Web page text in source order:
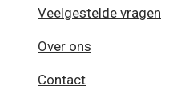
Veelgestelde vragen
Over ons
Contact